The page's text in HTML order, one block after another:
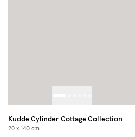
Kudde Cylinder Cottage Collection
20 x 140 cm